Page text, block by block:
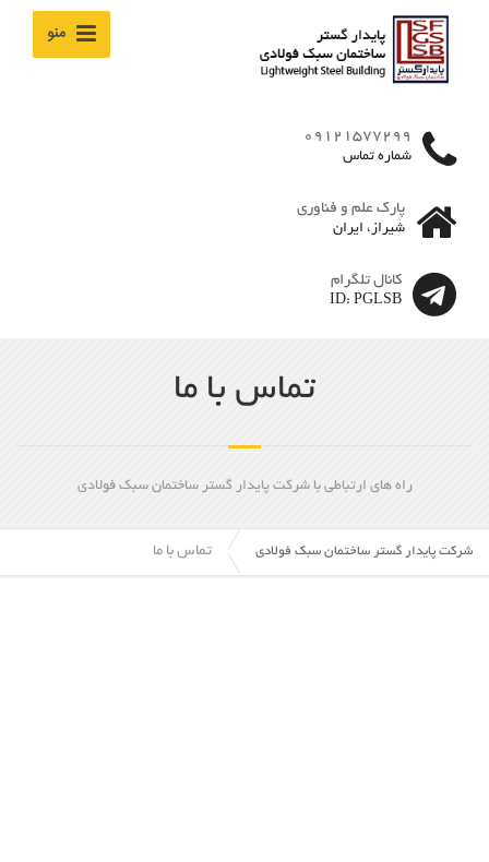
منو
09121577299
شماره تماس
پارک علم و فناوری
شیراز، ایران
کانال تلگرام
ID: PGLSB
تماس با ما
راه های ارتباطی با شرکت پایدار گستر ساختمان سبک فولادی
شرکت پایدار گستر ساختمان سبک فولادی تماس با ما